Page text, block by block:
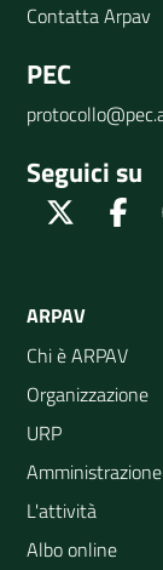
Contatta Arpav
PEC
Seguici su
Twitter
ARPAV
Chi è ARPAV
Organizzazione
URP
L'attività
Albo online